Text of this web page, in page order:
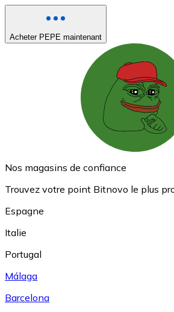
Acheter PEPE maintenant
Nos magasins de confiance
Trouvez votre point Bitnovo le plus
Espagne
Italie
Portugal
Málaga
Barcelona